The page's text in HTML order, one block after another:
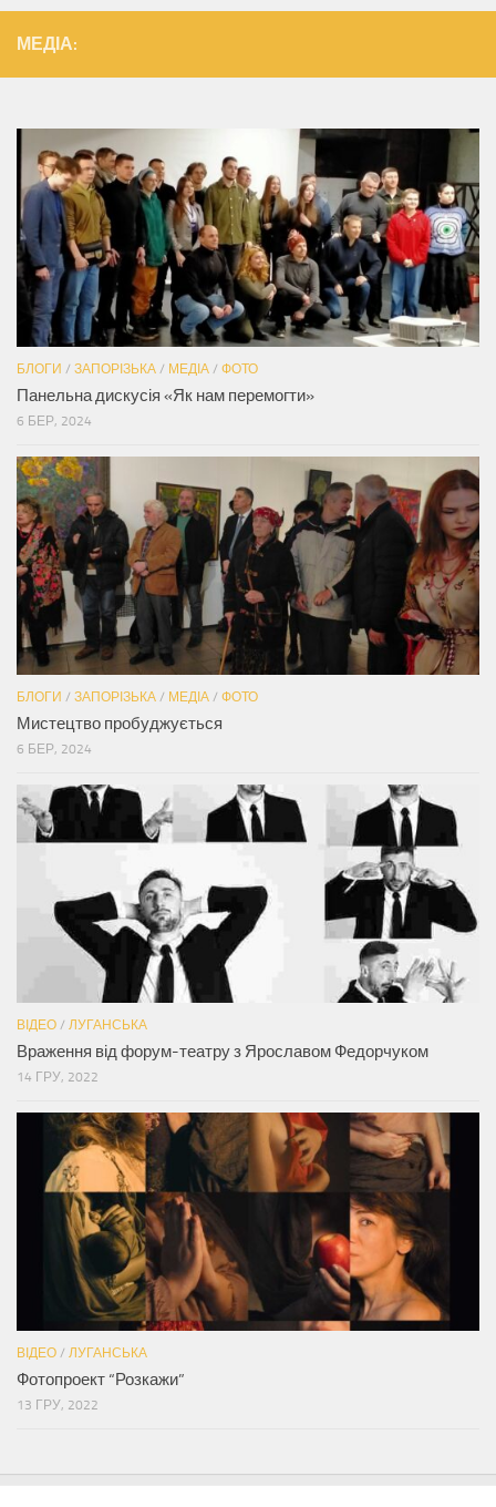
МЕДІА:
БЛОГИ / ЗАПОРІЗЬКА / МЕДІА / ФОТО
Панельна дискусія «Як нам перемогти»
6 БЕР, 2024
БЛОГИ / ЗАПОРІЗЬКА / МЕДІА / ФОТО
Мистецтво пробуджується
6 БЕР, 2024
ВІДЕО / ЛУГАНСЬКА
Враження від форум-театру з Ярославом Федорчуком
14 ГРУ, 2022
ВІДЕО / ЛУГАНСЬКА
Фотопроект “Розкажи”
13 ГРУ, 2022